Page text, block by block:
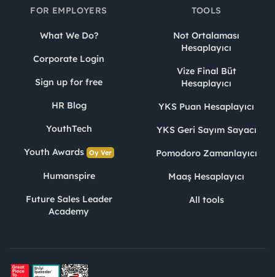
FOR EMPLOYERS
What We Do?
Corporate Login
Sign up for free
HR Blog
YouthTech
Youth Awards Oy Ver
Humanspire
Future Sales Leader
Academy
TOOLS
Not Ortalaması
Hesaplayıcı
Vize Final Büt
Hesaplayıcı
YKS Puan Hesaplayıcı
YKS Geri Sayım Sayacı
Pomodoro Zamanlayıcı
Maaş Hesaplayıcı
All tools